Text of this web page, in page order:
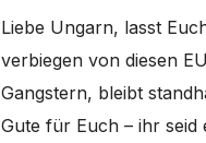
Liebe Ungarn, lasst
verbiegen von diesen
Gangstern, bleibt
Gute für Euch – ihr seid